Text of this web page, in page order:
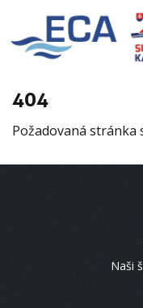
404
Požadovaná stránka
Naši